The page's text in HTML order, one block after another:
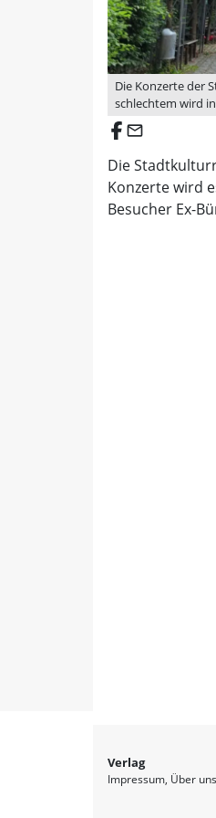
Die Konzerte der
schlechtem wird
email
Die
Konzerte wird
Besucher Ex-
Verlag
Impressum Über uns